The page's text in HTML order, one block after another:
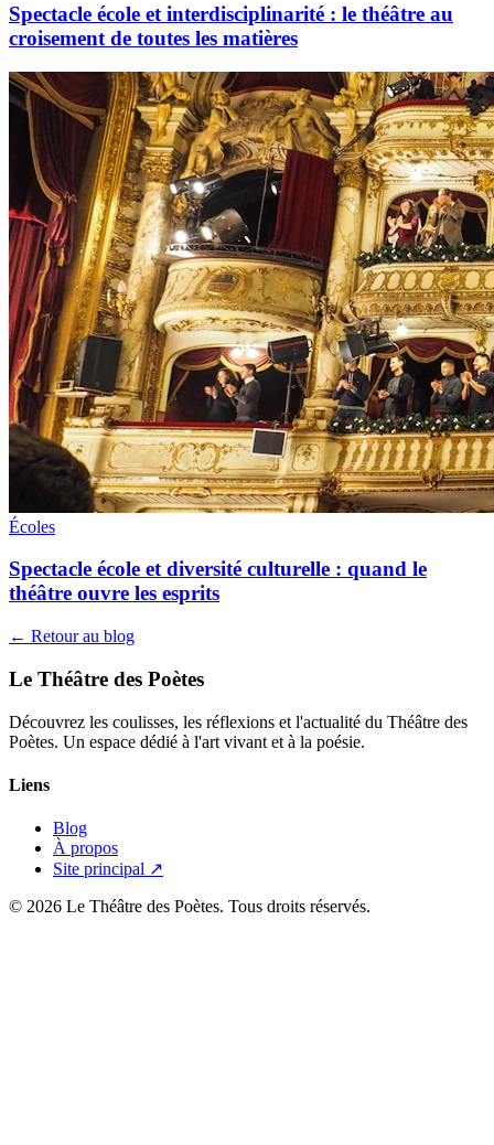
Spectacle école et interdisciplinarité : le théâtre au
croisement de toutes les matières
Écoles
Spectacle école et diversité culturelle : quand le
théâtre ouvre les esprits
← Retour au blog
Le Théâtre des Poètes
Découvrez les coulisses, les réflexions et l'actualité du Théâtre des
Poètes. Un espace dédié à l'art vivant et à la poésie.
Liens
Blog
À propos
Site principal ↗
© 2026 Le Théâtre des Poètes. Tous droits réservés.